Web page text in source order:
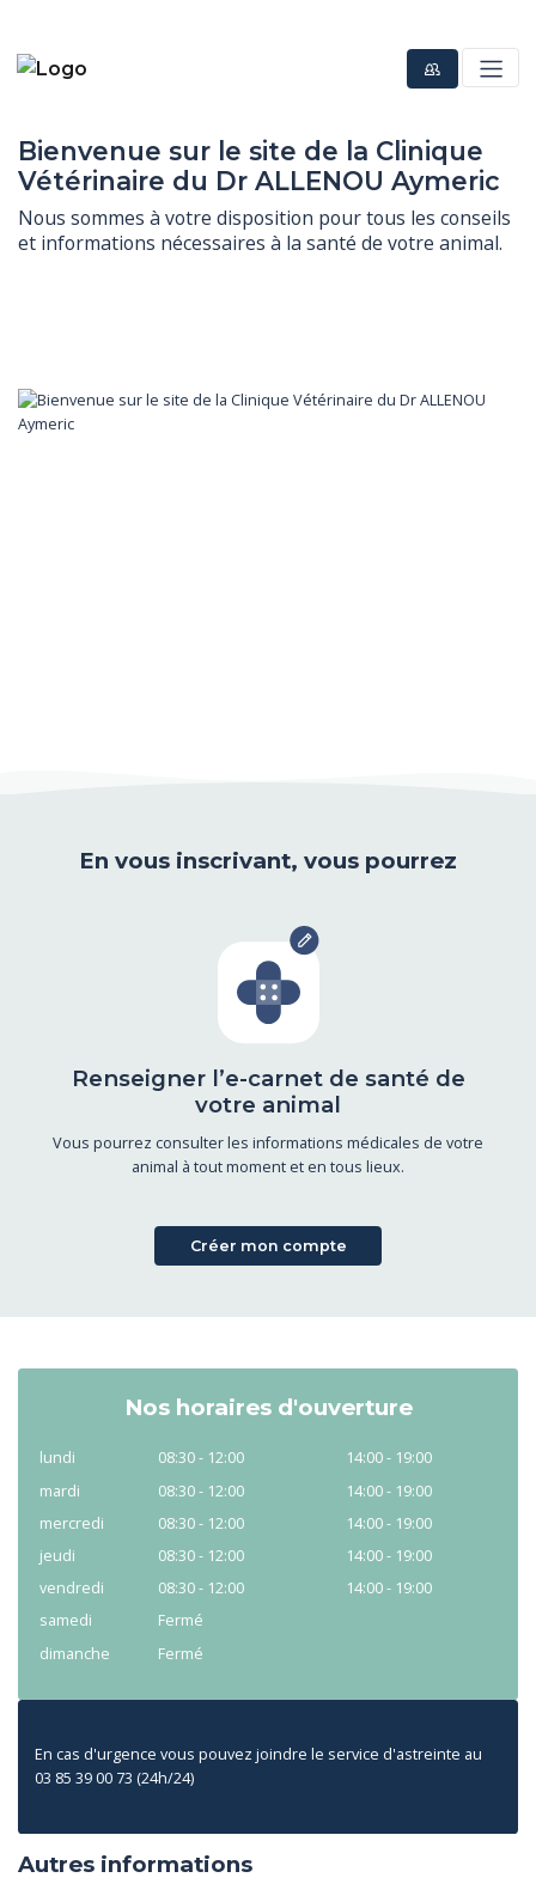
Bienvenue sur le site de la Clinique
Vétérinaire du Dr ALLENOU Aymeric
Nous sommes à votre disposition pour tous les conseils
et informations nécessaires à la santé de votre animal.
En vous inscrivant, vous pourrez
Renseigner l’e-carnet de santé de
votre animal
Vous pourrez consulter les informations médicales de votre
animal à tout moment et en tous lieux.
Créer mon compte
Nos horaires d'ouverture
lundi 08:30 - 12:00
14:00 - 19:00
mardi
08:30 - 12:00
14:00 - 19:00
mercredi
08:30 - 12:00
14:00 - 19:00
jeudi
08:30 - 12:00
14:00 - 19:00
vendredi
08:30 - 12:00
14:00 - 19:00
samedi
Fermé
dimanche
Fermé
En cas d'urgence vous pouvez joindre le service d'astreinte au
03 85 39 00 73 (24h/24)
Autres informations